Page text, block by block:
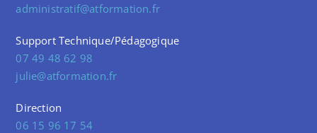
administratif@atformation.fr
Support Technique/Pédagogique
07 49 48 62 98
julie@atformation.fr
Direction
06 15 96 17 54